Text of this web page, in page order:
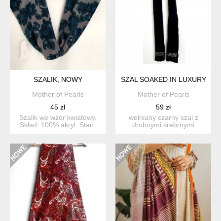
SZALIK, NOWY
Mother of Pearls
45 zł
Szalik we wzór kwiatowy.
Skład: 100% akryl. Stan:
SZAL SOAKED IN LUXURY
Mother of Pearls
59 zł
wełniany czarny szal z
drobnymi srebrnymi